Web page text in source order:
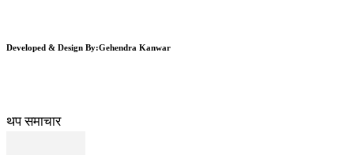
Developed & Design By:Gehendra Kanwar
थप समाचार